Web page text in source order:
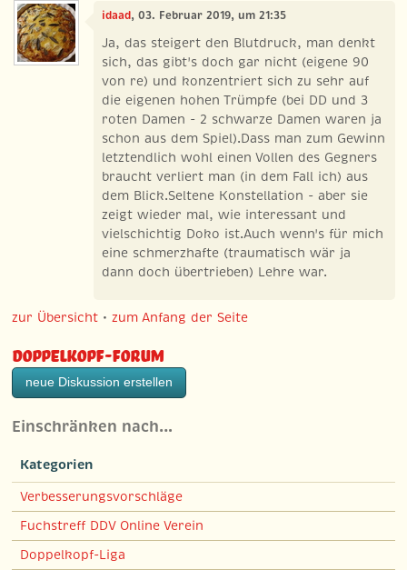
idaad, 03. Februar 2019, um 21:35
Ja, das steigert den Blutdruck, man denkt
sich, das gibt's doch gar nicht (eigene 90
von re) und konzentriert sich zu sehr auf
die eigenen hohen Trümpfe (bei DD und 3
roten Damen - 2 schwarze Damen waren ja
schon aus dem Spiel).Dass man zum Gewinn
letztendlich wohl einen Vollen des Gegners
braucht verliert man (in dem Fall ich) aus
dem Blick.Seltene Konstellation - aber sie
zeigt wieder mal, wie interessant und
vielschichtig Doko ist.Auch wenn's für mich
eine schmerzhafte (traumatisch wär ja
dann doch übertrieben) Lehre war.
zur Übersicht •zum Anfang der Seite
Doppelkopf-Forum
neue Diskussion erstellen
Einschränken nach…
Kategorien
Verbesserungsvorschläge
Fuchstreff DDV Online Verein
Doppelkopf-Liga